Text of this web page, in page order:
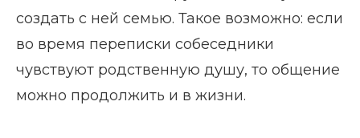
создать с ней семью. Такое возможно: если
во время переписки собеседники
чувствуют родственную душу, то общение
можно продолжить и в жизни.